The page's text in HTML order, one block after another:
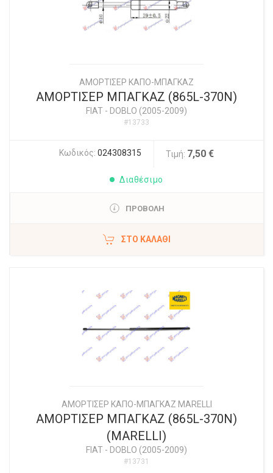
ΑΜΟΡΤΙΣΕΡ ΚΑΠΟ-ΜΠΑΓΚΑΖ
ΑΜΟΡΤΙΣΕΡ ΜΠΑΓΚΑΖ (865L-370N)
FIAT - DOBLO (2005-2009)
#13733
Κωδικός: 024308315 Τιμή: 7,50 €
Διαθέσιμο
ΠΡΟΒΟΛΗ
ΣΤΟ ΚΑΛΆΘΙ
ΑΜΟΡΤΙΣΕΡ ΚΑΠΟ-ΜΠΑΓΚΑΖ MARELLI
ΑΜΟΡΤΙΣΕΡ ΜΠΑΓΚΑΖ (865L-370N)
(MARELLI)
FIAT - DOBLO (2005-2009)
#13731